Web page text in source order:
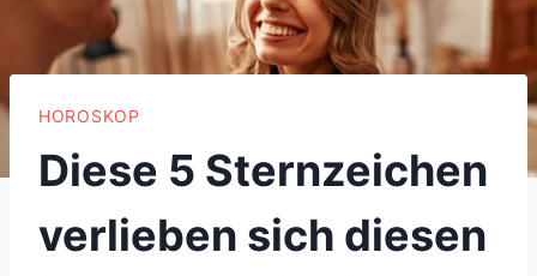
HOROSKOP
Diese 5 Sternzeichen
verlieben sich diesen